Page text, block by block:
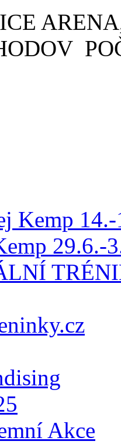
Kemp
29.6.-
Akce